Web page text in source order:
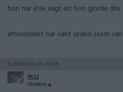
hon har inte sagt att hon gjorde dte
aftonbladet har vänt orden (som
2009-06-16, 21:08
fh12
Medlem